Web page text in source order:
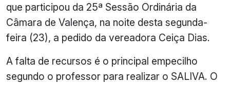
que participou da 25ª Sessão Ordinária da
Câmara de Valença, na noite desta segunda-
feira (23), a pedido da vereadora Ceiça Dias.
A falta de recursos é o principal empecilho
segundo o professor para realizar o SALIVA. O